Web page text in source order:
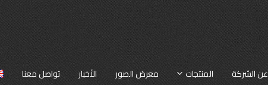
عن الشركة المنتجات معرض الصور الأخبار تواصل معنا